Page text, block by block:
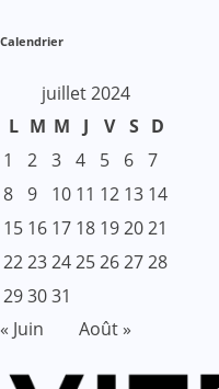
Calendrier
juillet 2024
L M M J V S D
1
2 3 4 5 6 7
8 9 10 11 12 13 14
15 16 17 18 192021
22232425262728
293031
« Juin
Août »